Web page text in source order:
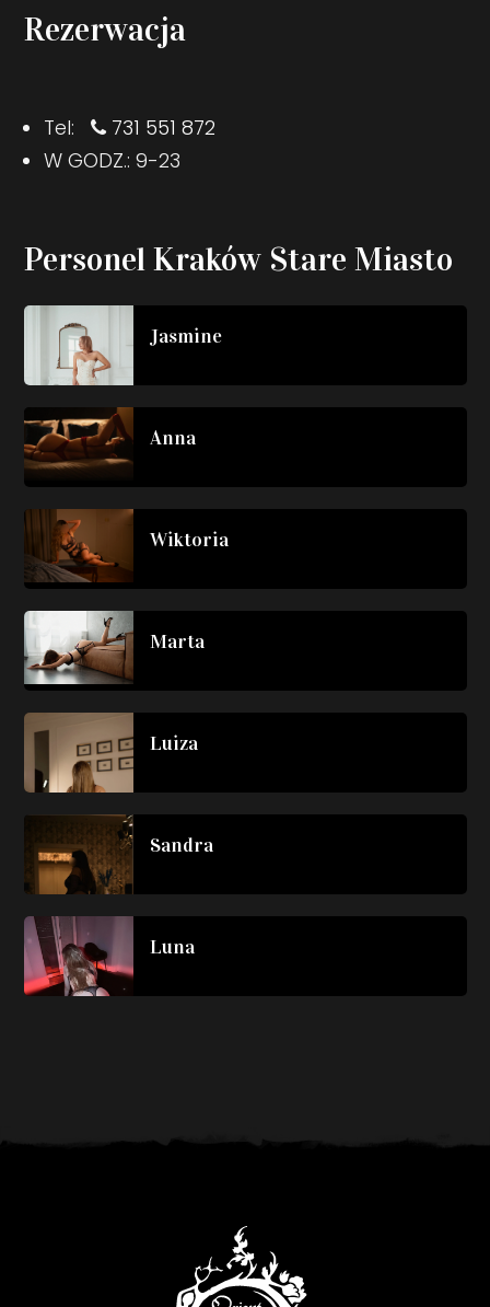
Rezerwacja
Tel:
731 551 872
W GODZ.: 9-23
Personel Kraków Stare Miasto
Jasmine
Anna
Wiktoria
Marta
Luiza
Sandra
Luna